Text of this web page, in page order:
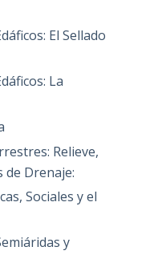
El Sellado
La
Relieve,
de Drenaje:
Sociales y el
y